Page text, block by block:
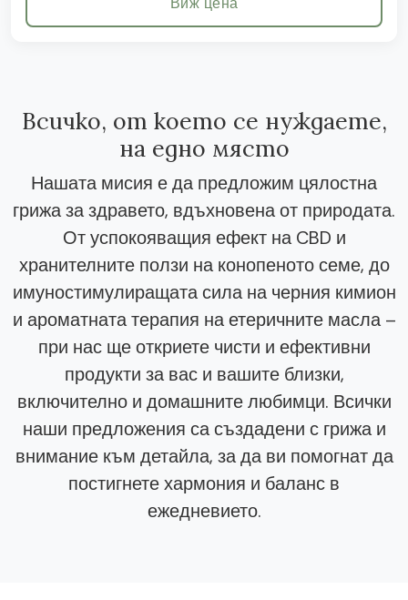
Всичко, от което се нуждаете,
на едно място
Нашата мисия е да предложим цялостна
грижа за здравето, вдъхновена от природата.
От успокояващия ефект на CBD и
хранителните ползи на конопеното семе, до
имуностимулиращата сила на черния кимион
и ароматната терапия на етеричните масла –
при нас ще откриете чисти и ефективни
продукти за вас и вашите близки,
включително и домашните любимци. Всички
наши предложения са създадени с грижа и
внимание към детайла, за да ви помогнат да
постигнете хармония и баланс в
ежедневието.